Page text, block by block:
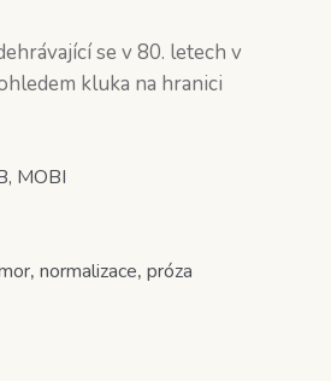
se v 80. letech v
kluka na hranici
MOBI
, normalizace, próza